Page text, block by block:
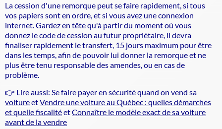
La cession d'une remorque peut se faire rapidement, si tous
vos papiers sont en ordre, et si vous avez une connexion
internet. Gardez en tête qu'à partir du moment où vous
donnez le code de cession au futur propriétaire, il devra
finaliser rapidement le transfert, 15 jours maximum pour être
dans les temps, afin de pouvoir lui donner la remorque et ne
plus être tenu responsable des amendes, ou en cas de
problème.
👉 Lire aussi: Se faire payer en sécurité quand on vend sa
voitureetVendre une voiture au Québec : quelles démarches
et quelle fiscalitéetConnaître le modèle exact de sa voiture
avant de la vendre